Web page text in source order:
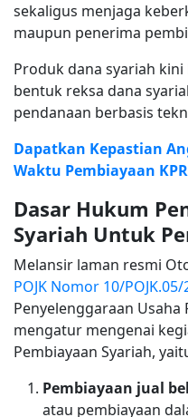
sekaligus menjaga
maupun penerima
Produk dana syariah
bentuk reksa dana
pendanaan berbasis
Dapatkan Kepastian
Waktu Pembiayaan KPR
Dasar Hukum
Syariah Untuk
Melansir laman resmi
POJK Nomor 10/
Penyelenggaraan Usaha
mengatur mengenai
Pembiayaan Syariah,
Pembiayaan jual
atau pembiayaan